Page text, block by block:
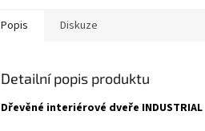
Popis Diskuze
Detailní popis produktu
Dřevěné interiérové dveře INDUSTRIAL